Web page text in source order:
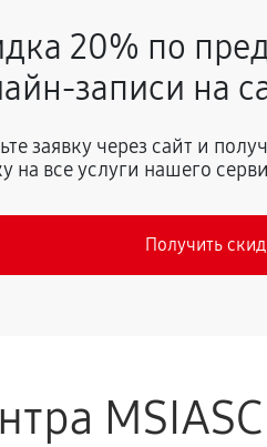
20% по
записи на
заявку через сайт и
на все услуги нашего
Получить
MSIASC